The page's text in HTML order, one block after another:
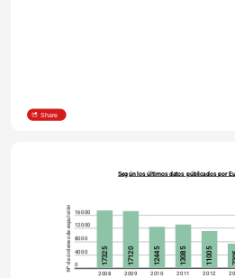
Share
Según los últimos datos públicados por
16000
12000
8000
4000
0
2008 2009 2010 2011 2012
17325 17120 12445 13085 11005
Nº de órdenes de expulsión